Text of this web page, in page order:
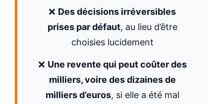
❌ Des décisions irréversibles
prises par défaut, au lieu d’être
choisies lucidement
❌ Une revente qui peut coûter des
milliers, voire des dizaines de
milliers d’euros, si elle a été mal